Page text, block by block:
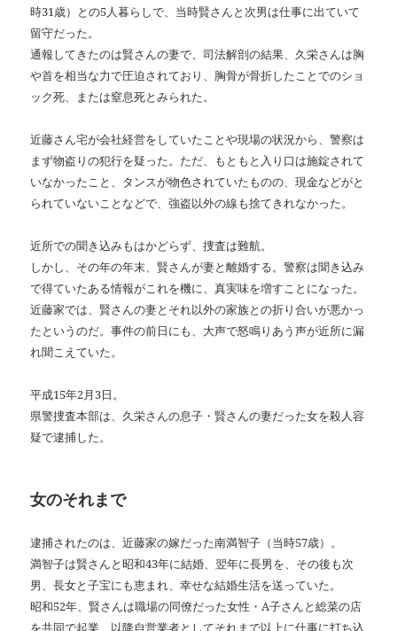
時31歳）との5人暮らしで、当時賢さんと次男は仕事に出ていて
留守だった。
通報してきたのは賢さんの妻で、司法解剖の結果、久栄さんは胸
や首を相当な力で圧迫されており、胸骨が骨折したことでのショ
ック死、または窒息死とみられた。
近藤さん宅が会社経営をしていたことや現場の状況から、警察は
まず物盗りの犯行を疑った。ただ、もともと入り口は施錠されて
いなかったこと、タンスが物色されていたものの、現金などがと
られていないことなどで、強盗以外の線も捨てきれなかった。
近所での聞き込みもはかどらず、捜査は難航。
しかし、その年の年末、賢さんが妻と離婚する。警察は聞き込み
で得ていたある情報がこれを機に、真実味を増すことになった。
近藤家では、賢さんの妻とそれ以外の家族との折り合いが悪かっ
たというのだ。事件の前日にも、大声で怒鳴りあう声が近所に漏
れ聞こえていた。
平成15年2月3日。
県警捜査本部は、久栄さんの息子・賢さんの妻だった女を殺人容
疑で逮捕した。
女のそれまで
逮捕されたのは、近藤家の嫁だった南満智子（当時57歳）。
満智子は賢さんと昭和43年に結婚、翌年に長男を、その後も次
男、長女と子宝にも恵まれ、幸せな結婚生活を送っていた。
昭和52年、賢さんは職場の同僚だった女性・A子さんと総菜の店
を共同で起業、以降自営業者としてそれまで以上に仕事に打ち込